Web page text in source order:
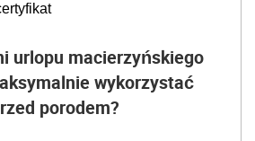
urlopu macierzyńskiego
wykorzystać
porodem?